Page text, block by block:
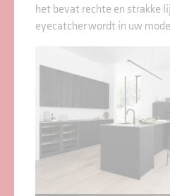
het bevat rechte en strakke
eyecatcher wordt in uw